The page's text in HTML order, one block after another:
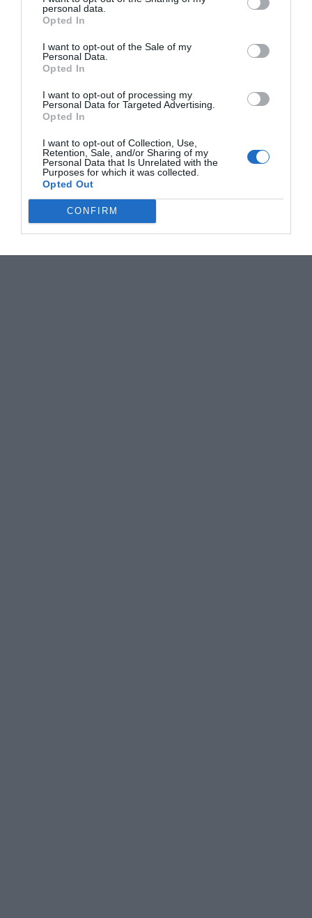
personal data.
Opted In
I want to opt-out of the Sale of my
Personal Data.
Opted In
I want to opt-out of processing my
Personal Data for Targeted Advertising.
Opted In
I want to opt-out of Collection, Use,
Retention, Sale, and/or Sharing of my
Personal Data that Is Unrelated with the
Purposes for which it was collected.
Opted Out
CONFIRM